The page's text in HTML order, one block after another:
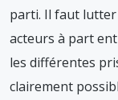
parti. Il faut lutter
acteurs à part
les différentes
clairement